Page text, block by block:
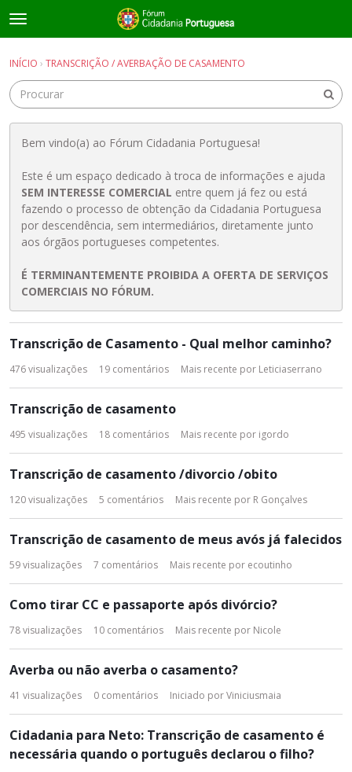
t
o
g
e
m
e
u
Entrar Registrar-se
Guias e Informações Úteis
Entrar · Registrar-se
INÍCIO › TRANSCRIÇÃO / AVERBAÇÃO DE CASAMENTO
Bem vindo(a) ao Fórum Cidadania Portuguesa!
Este é um espaço dedicado à troca de informações e ajuda
SEM INTERESSE COMERCIAL entre quem já fez ou está
fazendo o processo de obtenção da Cidadania Portuguesa
por descendência, sem intermediários, diretamente junto
aos órgãos portugueses competentes.
É TERMINANTEMENTE PROIBIDA A OFERTA DE SERVIÇOS
COMERCIAIS NO FÓRUM.
s
a
d
e
D
i
c
u
s
ã
o
Transcrição de Casamento - Qual melhor caminho?
476visualizações 19 comentários Mais recente por Leticiaserrano
Transcrição de casamento
495 visualizações 18 comentários Mais recente por igordo
Transcrição de casamento /divorcio /obito
120visualizações 5 comentários Mais recente por R Gonçalves
Transcrição de casamento de meus avós já falecidos
59visualizações 7 comentários Mais recente por ecoutinho
Como tirar CC e passaporte após divórcio?
78visualizações 10 comentários Mais recente por Nicole
Averba ou não averba o casamento?
41 visualizações 0 comentários Iniciado porViniciusmaia
Cidadania para Neto: Transcrição de casamento é
necessária quando o português declarou o filho?